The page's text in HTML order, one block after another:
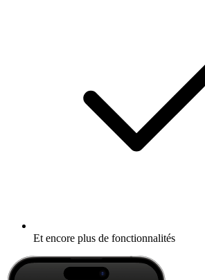
Et encore plus de fonctionnalités